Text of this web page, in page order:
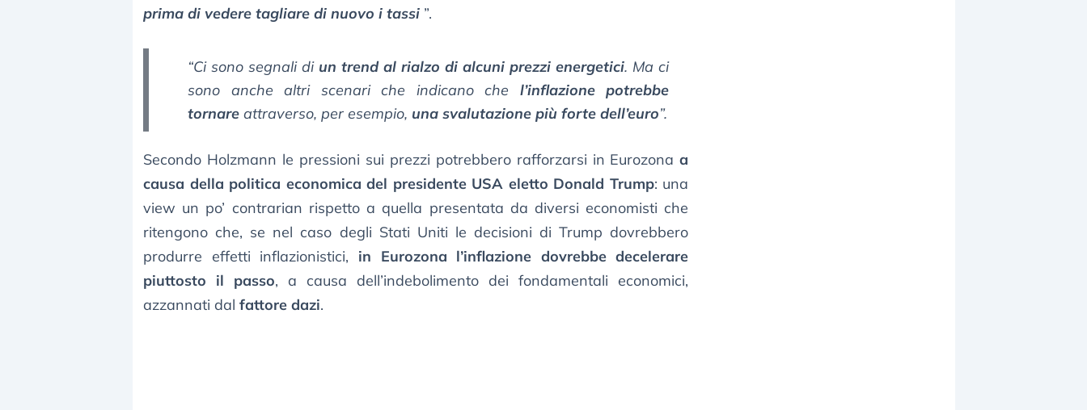
prima di vedere tagliare di nuovo i tassi ”.
“Ci sono segnali di un trend al rialzo di alcuni prezzi energetici. Ma ci
sono anche altri scenari che indicano che l’inflazione potrebbe
tornare attraverso, per esempio, una svalutazione più forte dell’euro”.
Secondo Holzmann le pressioni sui prezzi potrebbero rafforzarsi in Eurozonaa
causa della politica economica del presidente USA eletto Donald Trump: una
view un po’ contrarian rispetto a quella presentata da diversi economisti che
ritengono che, se nel caso degli Stati Uniti le decisioni di Trump dovrebbero
produrre effetti inflazionistici, in Eurozona l’inflazione dovrebbe decelerare
piuttosto il passo, a causa dell’indebolimento dei fondamentali economici,
azzannati dal fattore dazi.